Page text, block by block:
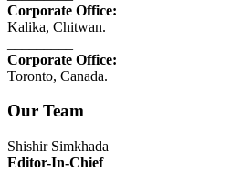
Corporate Office:
Kalika, Chitwan.
Corporate Office:
Toronto, Canada.
Our Team
Shishir Simkhada
Editor-In-Chief